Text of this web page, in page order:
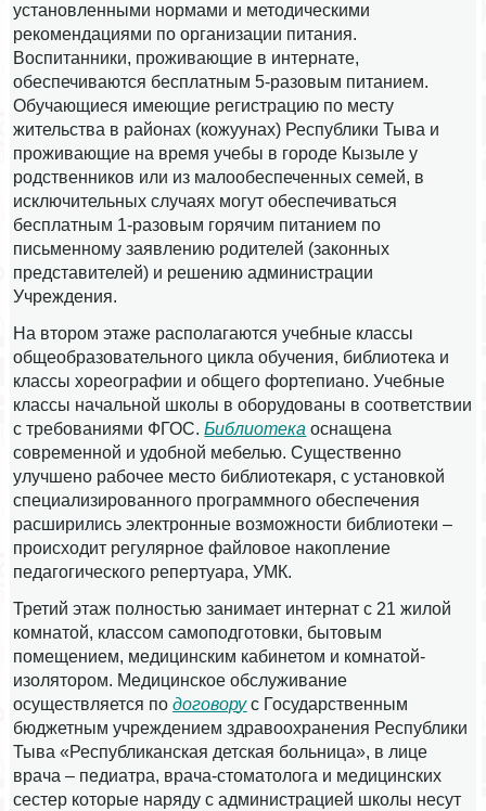
установленными нормами и методическими
рекомендациями по организации питания.
Воспитанники, проживающие в интернате,
обеспечиваются бесплатным 5-разовым питанием.
Обучающиеся имеющие регистрацию по месту
жительства в районах (кожуунах) Республики Тыва и
проживающие на время учебы в городе Кызыле у
родственников или из малообеспеченных семей, в
исключительных случаях могут обеспечиваться
бесплатным 1-разовым горячим питанием по
письменному заявлению родителей (законных
представителей) и решению администрации
Учреждения.
На втором этаже располагаются учебные классы
общеобразовательного цикла обучения, библиотека и
классы хореографии и общего фортепиано. Учебные
классы начальной школы в оборудованы в соответствии
с требованиями ФГОС.Библиотека оснащена
современной и удобной мебелью. Существенно
улучшено рабочее место библиотекаря, с установкой
специализированного программного обеспечения
расширились электронные возможности библиотеки –
происходит регулярное файловое накопление
педагогического репертуара, УМК.
Третий этаж полностью занимает интернат с 21 жилой
комнатой, классом самоподготовки, бытовым
помещением, медицинским кабинетом и комнатой-
изолятором. Медицинское обслуживание
осуществляется подоговорус Государственным
бюджетным учреждением здравоохранения Республики
Тыва «Республиканская детская больница», в лице
врача – педиатра, врача-стоматолога и медицинских
сестер которые наряду с администрацией школы несут